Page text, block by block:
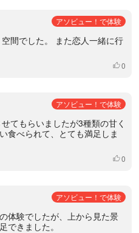
アソビュー！で体験
間でした。 また恋人一緒に行
いいね
0
アソビュー！で体験
てもらいましたが3種類の甘く
食べられて、とても満足しま
いいね
0
アソビュー！で体験
体験でしたが、上から見た景
できました。